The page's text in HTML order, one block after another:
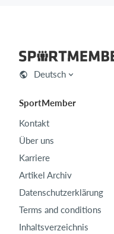
Deutsch
SportMember
Kontakt
Über uns
Karriere
Artikel Archiv
Datenschutzerklärung
Terms and conditions
Inhaltsverzeichnis